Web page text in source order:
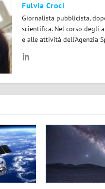
Fulvia Croci
Giornalista pubblicista,
scientifica. Nel corso degli
e alle attività dell’Agenzia